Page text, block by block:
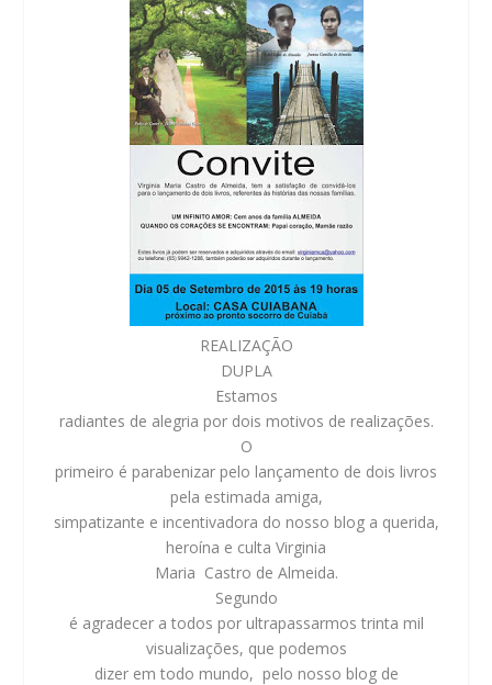
REALIZAÇÃO
DUPLA
Estamos
radiantes de alegria por dois motivos de realizações.
O
primeiro é parabenizar pelo lançamento de dois livros
pela estimada amiga,
simpatizante e incentivadora do nosso blog a querida,
heroína e culta Virginia
Maria Castro de Almeida.
Segundo
é agradecer a todos por ultrapassarmos trinta mil
visualizações, que podemos
dizer em todo mundo, pelo nosso blog de